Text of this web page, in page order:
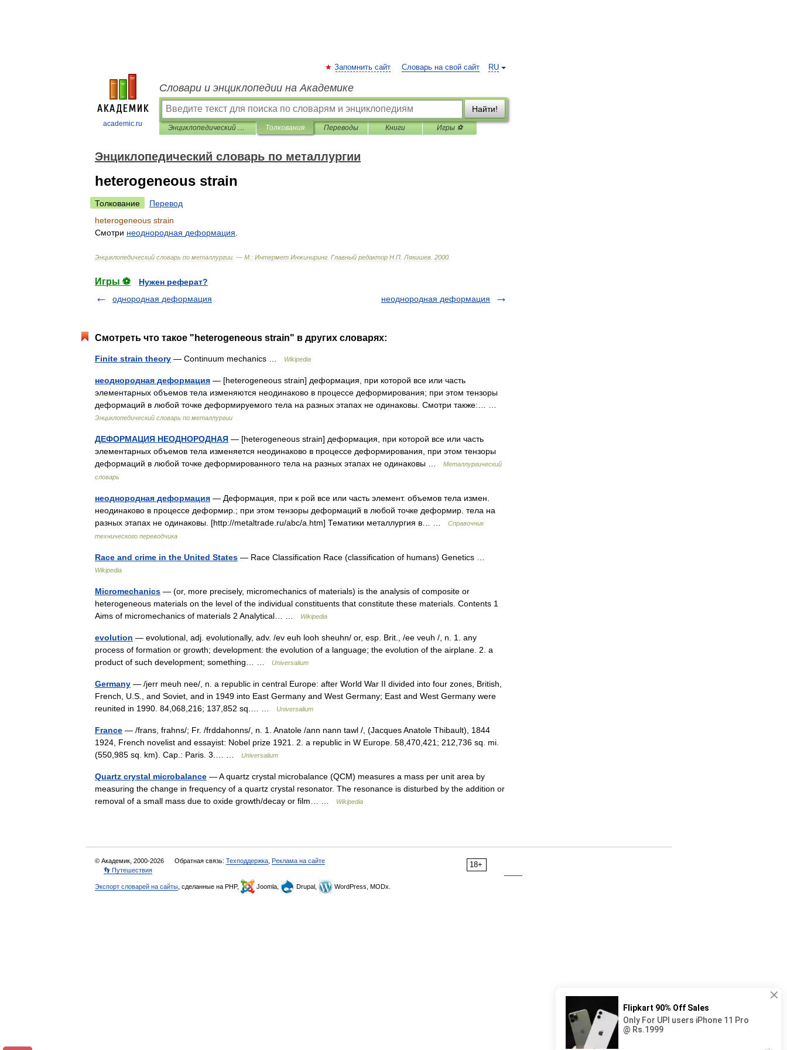
academic.ru
RU
Запомнить сайт Словарь на свой сайт
Словари и энциклопедии на Академике
Найти!
Энциклопедический словарь по металлургии Толкования Переводы Книги Игры ⚽
Энциклопедический словарь по металлургии
heterogeneous strain
Толкование
Перевод
heterogeneous strain
Смотри неоднородная деформация
Энциклопедический словарь по металлургии . — М : Интермет Инжиниринг Главный редактор Н П Лякишев 2000
Игры ⚽
Нужен реферат?
однородная деформация
неоднородная деформация
Смотреть что такое "heterogeneous strain" в других словарях:
Finite strain theory — Continuum mechanics … Wikipedia
неоднородная деформация — [heterogeneous strain] деформация, при которой все или часть
элементарных объемов тела изменяются неодинаково в процессе деформирования; при этом тензоры
деформаций в любой точке деформируемого тела на разных этапах не одинаковы. Смотри также:… …
Энциклопедический словарь по металлургии
ДЕФОРМАЦИЯ НЕОДНОРОДНАЯ — [heterogeneous strain] деформация, при которой все или часть
элементарных объемов тела изменяется неодинаково в процессе деформирования, при этом тензоры
деформаций в любой точке деформированного тела на разных этапах не одинаковы …
Металлургический
словарь
неоднородная деформация — Деформация, при к рой все или часть элемент. объемов тела измен.
неодинаково в процессе деформир.; при этом тензоры деформаций в любой точке деформир. тела на
разных этапах не одинаковы. [http://metaltrade.ru/abc/a.htm] Тематики металлургия в… …
Справочник
технического переводчика
Race and crime in the United States — Race Classification Race (classification of humans) Genetics …
Wikipedia
Micromechanics — (or, more precisely, micromechanics of materials) is the analysis of composite or
heterogeneous materials on the level of the individual constituents that constitute these materials. Contents 1
Aims of micromechanics of materials 2 Analytical… …
Wikipedia
evolution — evolutional, adj. evolutionally, adv. /ev euh looh sheuhn/ or, esp. Brit., /ee veuh /, n. 1. any
process of formation or growth; development: the evolution of a language; the evolution of the airplane. 2. a
product of such development; something… …
Universalium
Germany — /jerr meuh nee/, n. a republic in central Europe: after World War II divided into four zones, British,
French, U.S., and Soviet, and in 1949 into East Germany and West Germany; East and West Germany were
reunited in 1990. 84,068,216; 137,852 sq.… …
Universalium
France — /frans, frahns/; Fr. /frddahonns/, n. 1. Anatole /ann nann tawl /, (Jacques Anatole Thibault), 1844
1924, French novelist and essayist: Nobel prize 1921. 2. a republic in W Europe. 58,470,421; 212,736 sq. mi.
(550,985 sq. km). Cap.: Paris. 3.… …
Universalium
Quartz crystal microbalance — A quartz crystal microbalance (QCM) measures a mass per unit area by
measuring the change in frequency of a quartz crystal resonator. The resonance is disturbed by the addition or
removal of a small mass due to oxide growth/decay or film… …
Wikipedia
18+
© Академик, 2000-2026 Обратная связь: Техподдержка Реклама на сайте
👣 Путешествия
Экспорт словарей на сайты , сделанные на PHP, Joomla, Drupal, WordPress, MODx.